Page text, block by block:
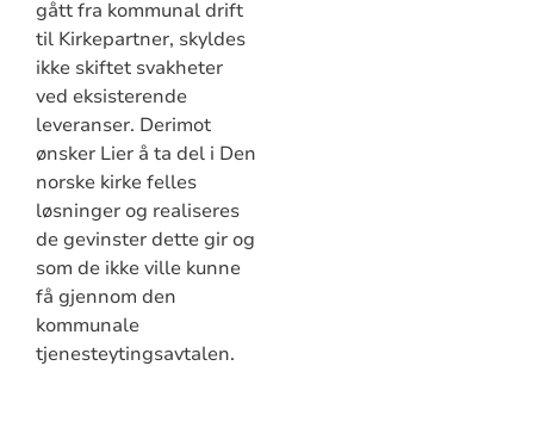
gått fra kommunal drift
til Kirkepartner, skyldes
ikke skiftet svakheter
ved eksisterende
leveranser. Derimot
ønsker Lier å ta del i Den
norske kirke felles
løsninger og realiseres
de gevinster dette gir og
som de ikke ville kunne
få gjennom den
kommunale
tjenesteytingsavtalen.